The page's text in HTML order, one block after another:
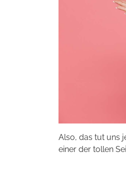
Also, das tut uns
einer der tollen